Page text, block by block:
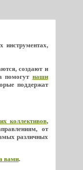
инструментах,
создают и
помогут наши
поддержат
коллективов,
от
различных
вами.